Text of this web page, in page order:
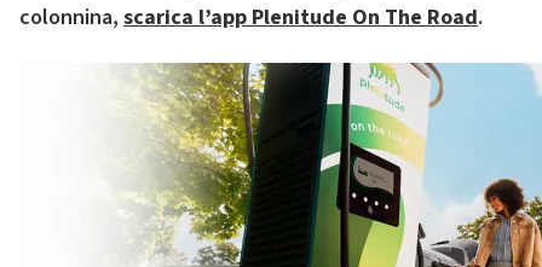
colonnina, scarica l’app Plenitude On The Road.